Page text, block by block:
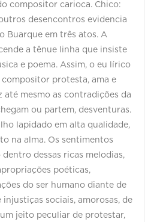
compositor carioca. Chico:
desencontros evidencia
Buarque em três atos. A
a tênue linha que insiste
e poema. Assim, o eu lírico
protesta, ama e
até mesmo as contradições da
ou partem, desventuras.
lapidado em alta qualidade,
na alma. Os sentimentos
dessas ricas melodias,
poéticas,
do ser humano diante de
sociais, amorosas, de
jeito peculiar de protestar,